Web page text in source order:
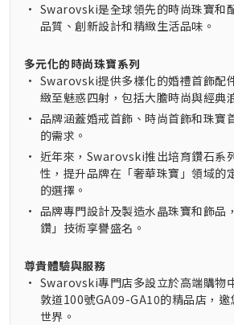
• Swarovski是全球領先的時尚珠寶和
品質、創新設計和精緻生活品味。
多元化的時尚珠寶系列
• Swarovski提供多樣化的婚禮首飾配
緻至魅惑四射，包括大膽時尚與經典
• 品牌涵蓋婚戒首飾、時尚首飾和珠寶
的需求。
• 近年來，Swarovski推出培育鑽石系
性，提升品牌在「奢華珠寶」領域的
的選擇。
• 品牌專門設計及製造水晶珠寶和飾品
鑽」技術享譽盛名。
尊貴體驗與服務
• Swarovski專門店多設立於高端購物
敦道100號GA09-GA10的精品店，
世界。